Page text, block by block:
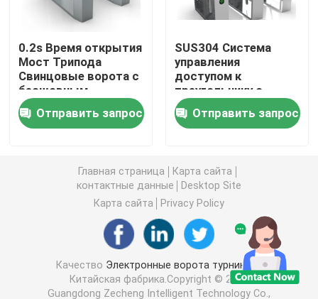
Ворота качания турникета
Ворота турникета щитка
Ворота турникета треноги
Полный турникет высоты
Турникет сползая ворот
Биометрическая машина распознавания лиц
0.2s Время открытия
Мост Трипода
Свинцовые ворота с
бесшовным
двигателем
постоянного тока
Отправить запрос
SUS304 Система
управления
доступом к
треугольнику с
поворотным вратом
30-40 человек / мин
60 Вт
Отправить запрос
Главная страница
Карта сайта
контактные данные
Desktop Site
Карта сайта
Privacy Policy
Качество Электронные ворота турникета
Китайская фабрика.Copyright © 2026
Guangdong Zecheng Intelligent Technology Co.,